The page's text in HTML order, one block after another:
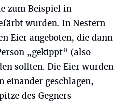
zum Beispiel in
wurden. In Nestern
Eier angeboten, die dann
„gekippt“ (also
sollten. Die Eier wurden
einander geschlagen,
des Gegners